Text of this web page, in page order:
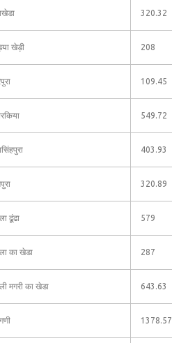
320.32
खेड़ी 208
109.45
549.72
403.93
320.89
ढूंढा 579
का खेडा 287
मगरी का खेडा 643.63
1378.57